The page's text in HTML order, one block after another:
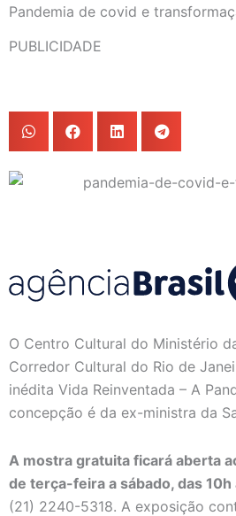
Pandemia de covid e
PUBLICIDADE
O Centro Cultural do Ministério
Corredor Cultural do Rio de
inédita Vida Reinventada – A
concepção é da ex-ministra da
A mostra gratuita ficará aberta
de terça-feira a sábado, das 10h
(21) 2240-5318. A exposição